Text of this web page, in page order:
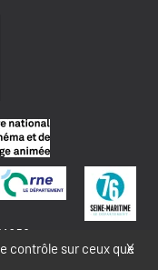
X
contrôle sur ceux que